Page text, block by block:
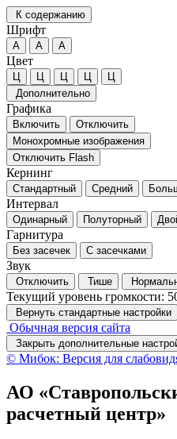
К содержанию
Шрифт
А А А
Цвет
Ц Ц Ц Ц
Ц
Дополнительно
Графика
Включить
Отключить
Монохромные изображения
Отключить Flash
Кернинг
Стандартный Средний
Интервал
Одинарный Полуторный
Гарнитура
Без засечек С засечками
Звук
Отключить Тише
Текущий уровень громкости:
Вернуть стандартные настройки
Обычная версия сайта
Закрыть дополнительные
© Мибок: Версия для
АО
расчетный центр»